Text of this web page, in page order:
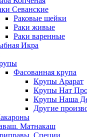
Севанские
Раковые шейки
Раки живые
Раки варенные
Икра
Фасованная крупа
Крупы Арарат
Крупы Нат
Крупы Наша
Другие
Матнакаш
Специи